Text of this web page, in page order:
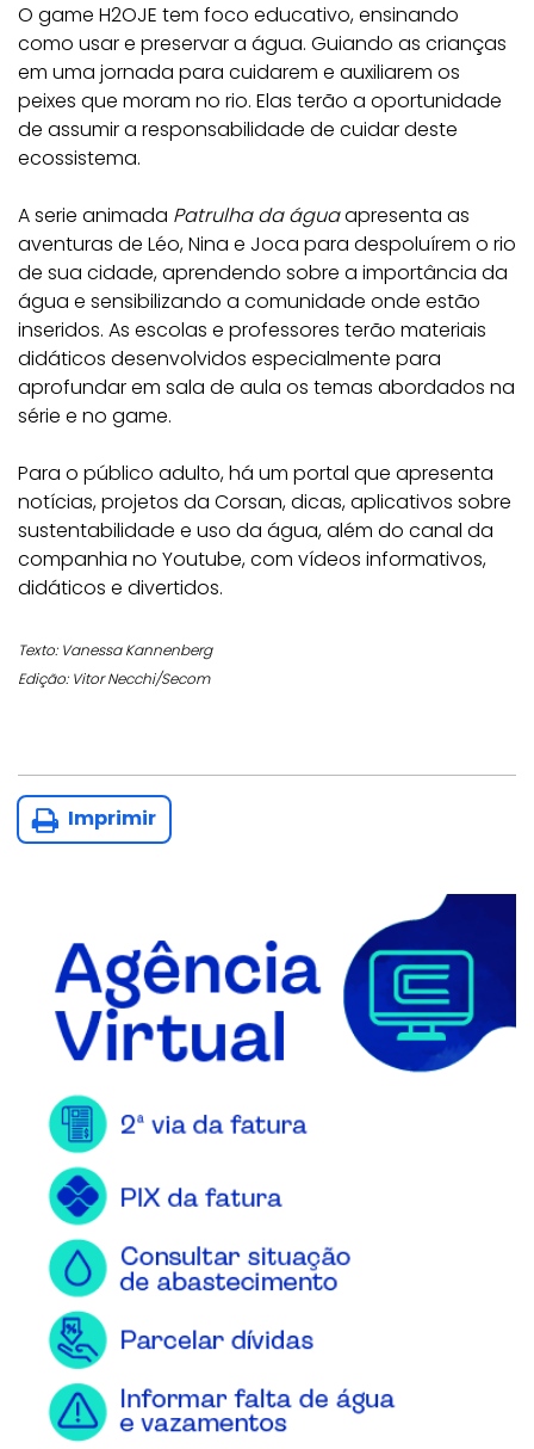
O game H2OJE tem foco educativo, ensinando
como usar e preservar a água. Guiando as crianças
em uma jornada para cuidarem e auxiliarem os
peixes que moram no rio. Elas terão a oportunidade
de assumir a responsabilidade de cuidar deste
ecossistema.
A serie animada Patrulha da águaapresenta as
aventuras de Léo, Nina e Joca para despoluírem o rio
de sua cidade, aprendendo sobre a importância da
água e sensibilizando a comunidade onde estão
inseridos. As escolas e professores terão materiais
didáticos desenvolvidos especialmente para
aprofundar em sala de aula os temas abordados na
série e no game.
Para o público adulto, há um portal que apresenta
notícias, projetos da Corsan, dicas, aplicativos sobre
sustentabilidade e uso da água, além do canal da
companhia no Youtube, com vídeos informativos,
didáticos e divertidos.
Texto: Vanessa Kannenberg
Edição: Vitor Necchi/Secom
Imprimir